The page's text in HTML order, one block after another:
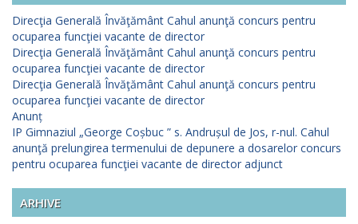
Direcţia Generală Învăţământ Cahul anunţă concurs pentru
ocuparea funcţiei vacante de director
Direcţia Generală Învăţământ Cahul anunţă concurs pentru
ocuparea funcţiei vacante de director
Direcţia Generală Învăţământ Cahul anunţă concurs pentru
ocuparea funcţiei vacante de director
Anunț
IP Gimnaziul „George Coșbuc ” s. Andrușul de Jos, r-nul. Cahul
anunţă prelungirea termenului de depunere a dosarelor concurs
pentru ocuparea funcţiei vacante de director adjunct
ARHIVE